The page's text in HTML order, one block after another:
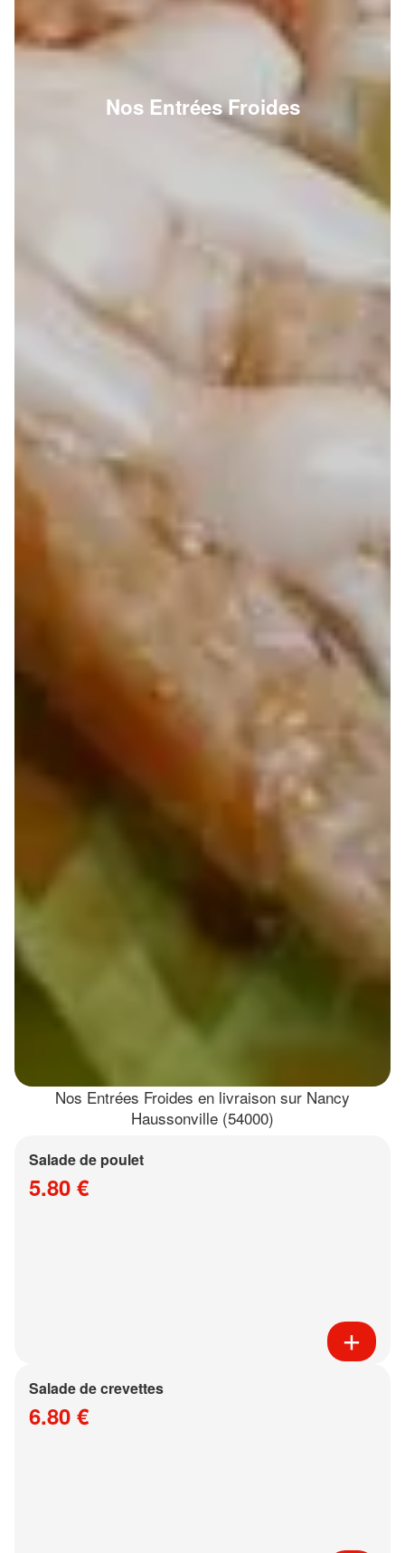
Nos Entrées Froides
Nos Entrées Froides en livraison sur Nancy
Haussonville (54000)
Salade de poulet
5.80 €
Salade de crevettes
6.80 €